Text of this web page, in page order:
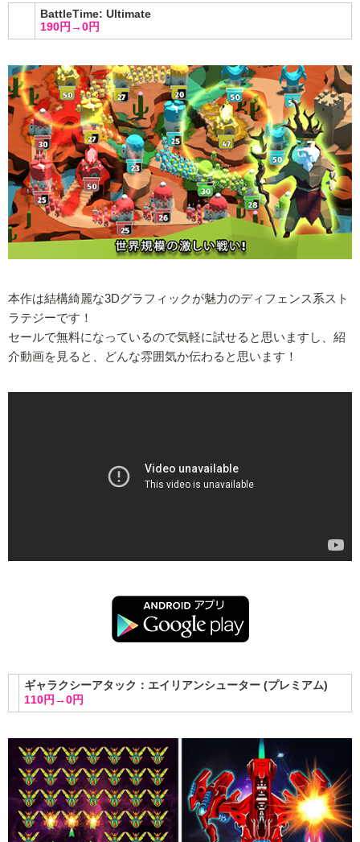
BattleTime: Ultimate
190円→0円
本作は結構綺麗な3Dグラフィックが魅力のディフェンス系スト
ラテジーです！
セールで無料になっているので気軽に試せると思いますし、紹
介動画を見ると、どんな雰囲気か伝わると思います！
ギャラクシーアタック：エイリアンシューター (プレミアム)
110円→0円